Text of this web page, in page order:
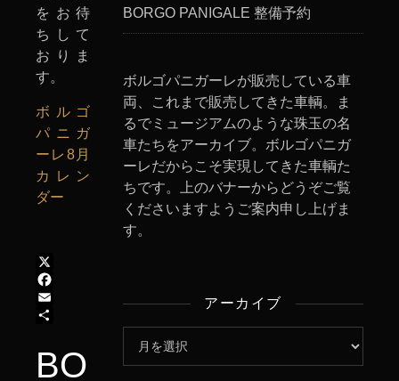
をお待
ちして
おりま
す。
ボルゴ
パニガ
ーレ8月
カレン
ダー
BORGO
BORGO PANIGALE 整備予約
ボルゴパニガーレが販売している車
両、これまで販売してきた車輌。ま
るでミュージアムのような珠玉の名
車たちをアーカイブ。ボルゴパニガ
ーレだからこそ実現してきた車輌た
ちです。上のバナーからどうぞご覧
くださいますようご案内申し上げま
す。
アーカイブ